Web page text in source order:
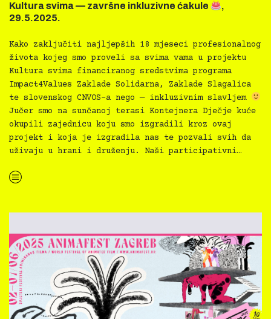
Kultura svima — završne inkluzivne ćakule
,
29.5.2025.
Kako zaključiti najljepših 18 mjeseci profesionalnog
života kojeg smo proveli sa svima vama u projektu
Kultura svima financiranog sredstvima programa
Impact4Values Zaklade Solidarna, Zaklade Slagalica
te slovenskog CNVOS-a nego — inkluzivnim slavljem
Jučer smo na sunčanoj terasi Kontejnera Dječje kuće
okupili zajednicu koju smo izgradili kroz ovaj
projekt i koja je izgradila nas te pozvali svih da
uživaju u hrani i druženju. Naši participativni…
“Kultura svima — završne inkluzivne ćakule